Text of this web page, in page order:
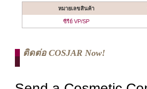
หมายเลขสินค้า
ซีรีย์ VP/SP
ติดต่อ COSJAR Now!